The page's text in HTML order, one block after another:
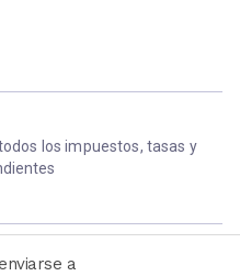
los impuestos, tasas y
a